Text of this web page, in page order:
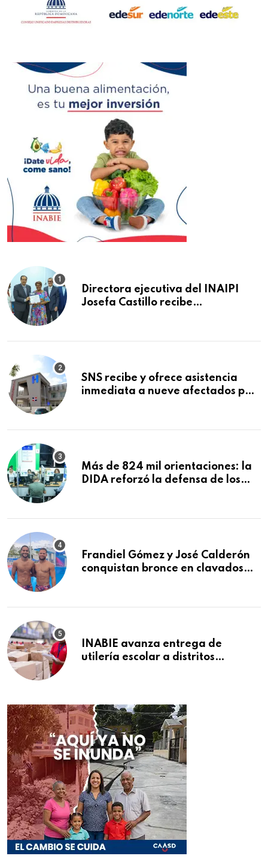
Directora ejecutiva del INAIPI
Josefa Castillo recibe
SNS recibe y ofrece asistencia
inmediata a nueve afectados por
Macorís
Más de 824 mil orientaciones: la
DIDA reforzó la defensa de los
Frandiel Gómez y José Calderón
conquistan bronce en clavados
INABIE avanza entrega de
utilería escolar a distritos